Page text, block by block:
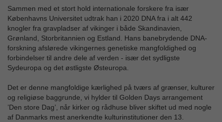
Sammen med et stort hold internationale forskere fra især
Københavns Universitet udtrak han i 2020 DNA fra i alt 442
knogler fra gravpladser af vikinger i både Skandinavien,
Grønland, Storbritannien og Estland. Hans banebrydende DNA-
forskning afslørede vikingernes genetiske mangfoldighed og
forbindelser til andre dele af verden - især det sydligste
Sydeuropa og det østligste Østeuropa.
Det er denne mangfoldige kærlighed på tværs af grænser, kulturer
og religiøse baggrunde, vi hylder til Golden Days arrangement
’Den store Dag’, når kirker og rådhuse bliver skiftet ud med nogle
af Danmarks mest anerkendte kulturinstitutioner den 13.